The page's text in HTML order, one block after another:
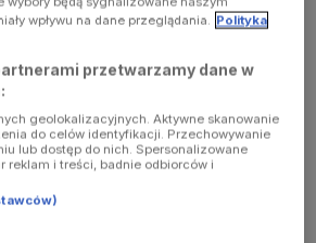
wpływu na dane przeglądania. Polityka
przetwarzamy dane w
geolokalizacyjnych. Aktywne skanowanie
do celów identyfikacji. Przechowywanie
lub dostęp do nich. Spersonalizowane
reklam i treści, badnie odbiorców i